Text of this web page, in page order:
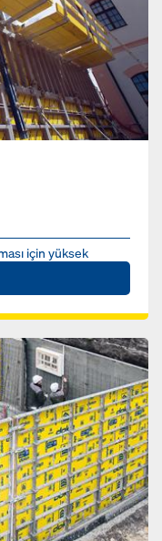
için yüksek